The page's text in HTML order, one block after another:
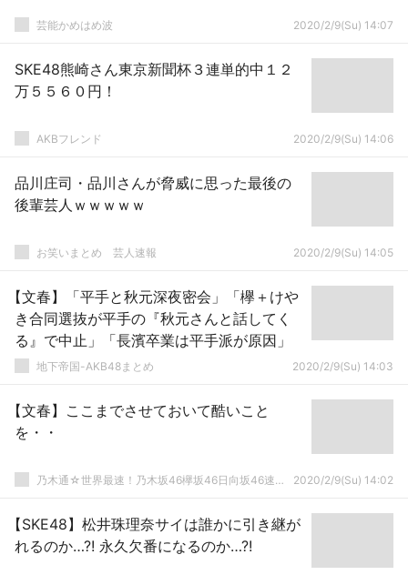
芸能かめはめ波 2020/2/9(Su) 14:07
SKE48熊崎さん東京新聞杯３連単的中１２
万５５６０円！
AKBフレンド 2020/2/9(Su) 14:06
品川庄司・品川さんが脅威に思った最後の
後輩芸人ｗｗｗｗｗ
お笑いまとめ 芸人速報 2020/2/9(Su) 14:05
【文春】「平手と秋元深夜密会」「欅＋けや
き合同選抜が平手の『秋元さんと話してく
る』で中止」「長濱卒業は平手派が原因」
地下帝国-AKB48まとめ 2020/2/9(Su) 14:03
【文春】ここまでさせておいて酷いこと
を・・
乃木通☆世界最速！乃木坂46欅坂46日向坂46速報まとめ 2020/2/9(Su) 14:02
【SKE48】松井珠理奈サイは誰かに引き継が
れるのか…?! 永久欠番になるのか…?!